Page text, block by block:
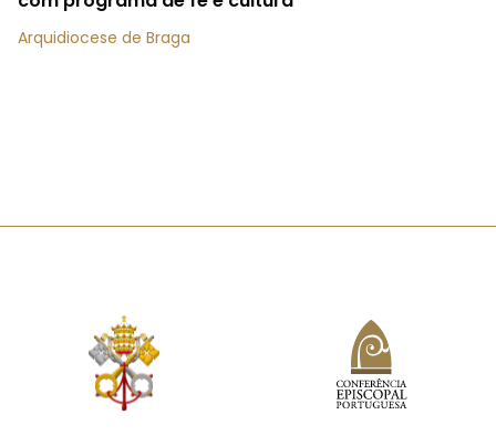
Arquidiocese de Braga